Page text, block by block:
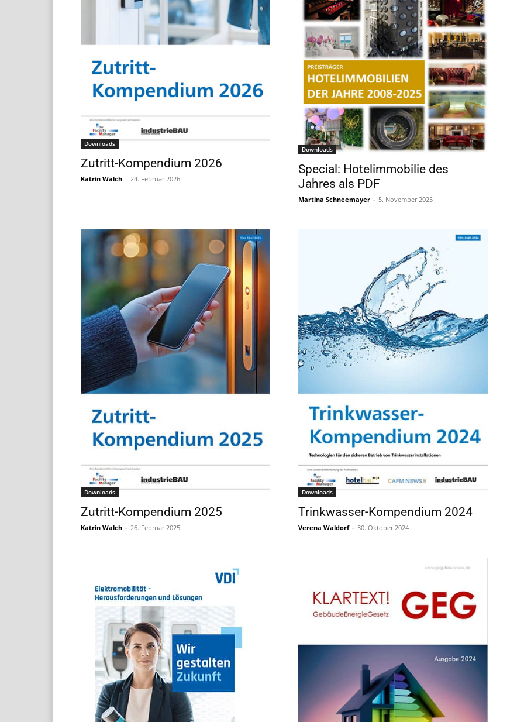
Downloads
Zutritt-Kompendium 2026
Katrin Walch - 24. Februar 2026
Downloads
Special: Hotelimmobilie des
Jahres als PDF
Martina Schneemayer - 5. November 2025
Downloads
Zutritt-Kompendium 2025
Katrin Walch - 26. Februar 2025
Downloads
Trinkwasser-Kompendium 2024
Verena Waldorf - 30. Oktober 2024